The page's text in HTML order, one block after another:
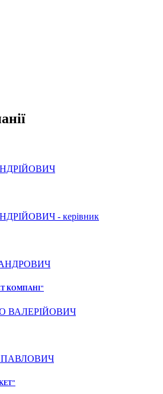
- керівник
КОМПАНІ"
ВАЛЕРІЙОВИЧ
ПАВЛОВИЧ